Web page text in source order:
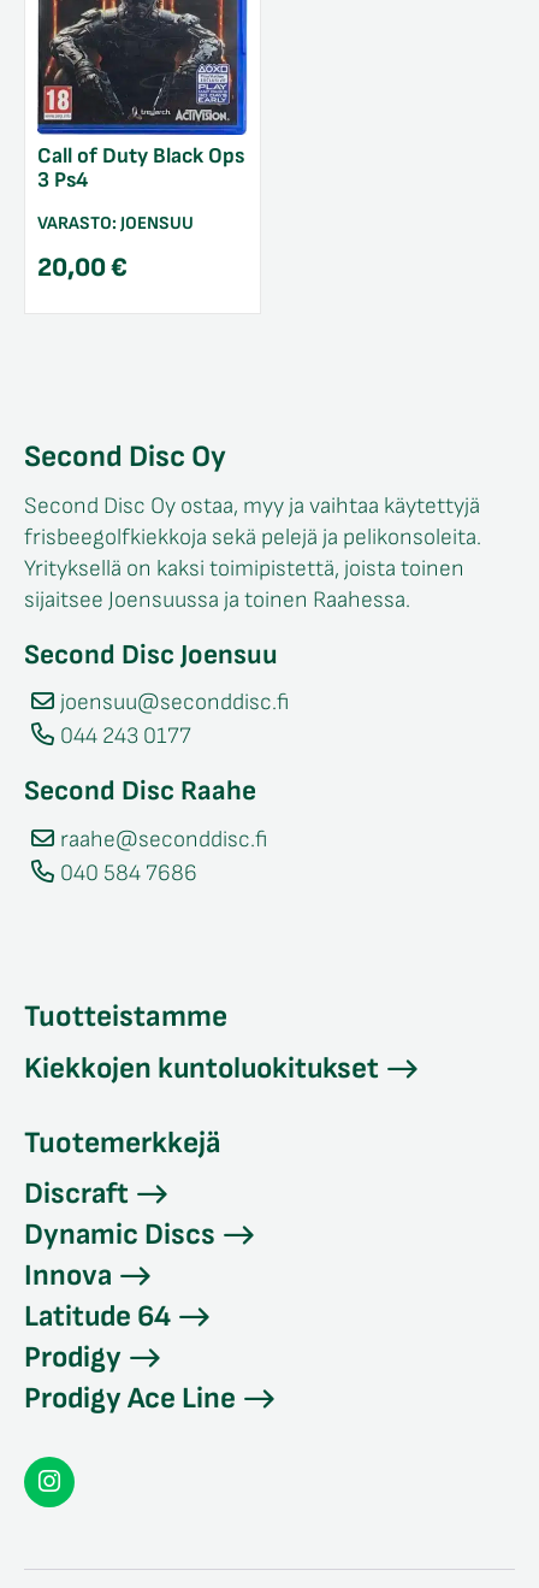
Call of Duty Black Ops
3 Ps4
VARASTO: JOENSUU
20,00€
Second Disc Oy
Second Disc Oy ostaa, myy ja vaihtaa käytettyjä
frisbeegolfkiekkoja sekä pelejä ja pelikonsoleita.
Yrityksellä on kaksi toimipistettä, joista toinen
sijaitsee Joensuussa ja toinen Raahessa.
Second Disc Joensuu
joensuu@seconddisc.fi
044 243 0177
Second Disc Raahe
raahe@seconddisc.fi
040 584 7686
Tuotteistamme
Kiekkojen kuntoluokitukset
Tuotemerkkejä
Discraft
Dynamic Discs
Innova
Latitude 64
Prodigy
Prodigy Ace Line
Seconddisc